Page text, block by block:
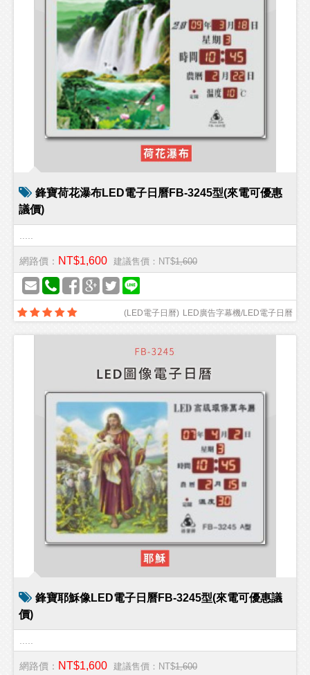
鋒寶荷花瀑布LED電子日曆FB-3245型(來電可優惠
議價)
網路價： NT$1,600 建議售價：NT$1,600
LED廣告字幕機/LED電子日曆
(LED電子日曆)
鋒寶耶穌像LED電子日曆FB-3245型(來電可優惠議
價)
網路價： NT$1,600 建議售價：NT$1,600